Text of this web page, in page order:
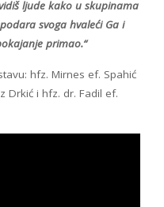
ljude kako u skupinama
svoga hvaleći Ga i
primao.“
hfz. Mirnes ef. Spahić
Drkić i hfz. dr. Fadil ef.